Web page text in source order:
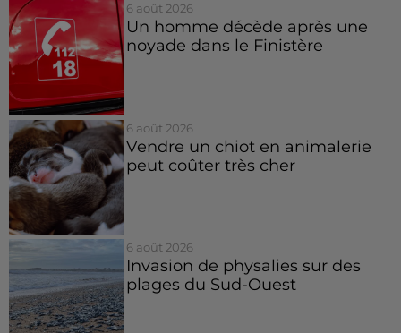
6 août 2026
Un homme décède après une
noyade dans le Finistère
6 août 2026
Vendre un chiot en animalerie
peut coûter très cher
6 août 2026
Invasion de physalies sur des
plages du Sud-Ouest